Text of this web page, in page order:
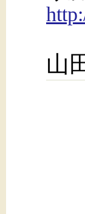
山